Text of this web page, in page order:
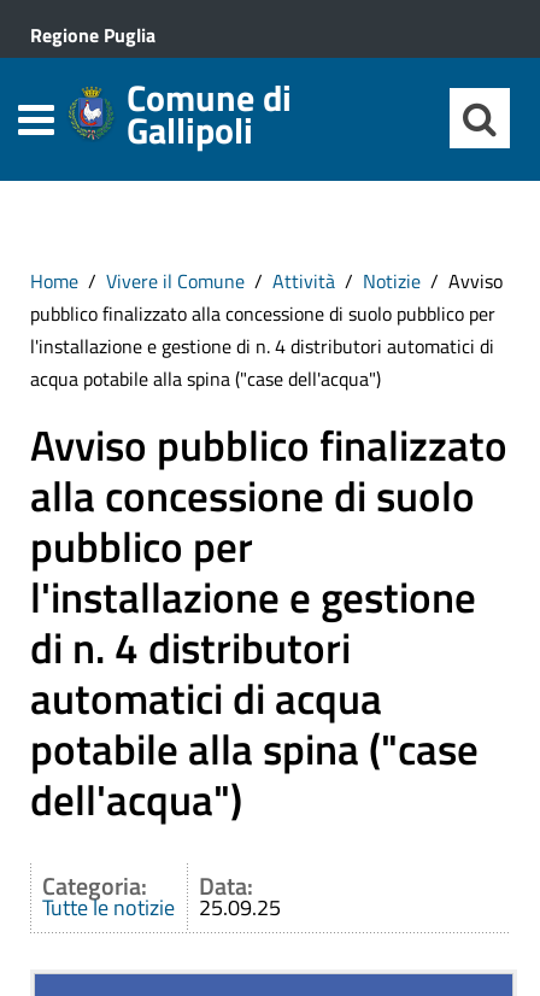
Regione Puglia
Comune di
Gallipoli
Home Vivere il Comune Attività Notizie
Avviso
pubblico finalizzato alla concessione di suolo pubblico per
l'installazione e gestione di n. 4 distributori automatici di
acqua potabile alla spina ("case dell'acqua")
Avviso pubblico finalizzato
alla concessione di suolo
pubblico per
l'installazione e gestione
di n. 4 distributori
automatici di acqua
potabile alla spina ("case
dell'acqua")
Categoria:
Tutte le notizie
Data:
25.09.25